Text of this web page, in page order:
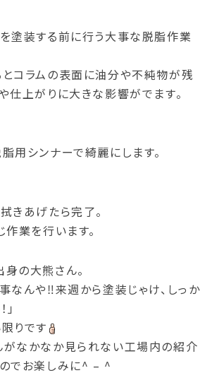
塗装する前に行う大事な脱脂作業
コラムの表面に油分や不純物が残
仕上がりに大きな影響がでます。
用シンナーで綺麗にします。
きあげたら完了。
業を行います。
の大熊さん。
なんや‼︎来週から塗装じゃけ、しっか
りです
なかなか見られない工場内の紹介
でお楽しみに^ – ^